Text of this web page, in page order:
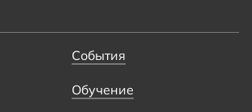
События
Обучение